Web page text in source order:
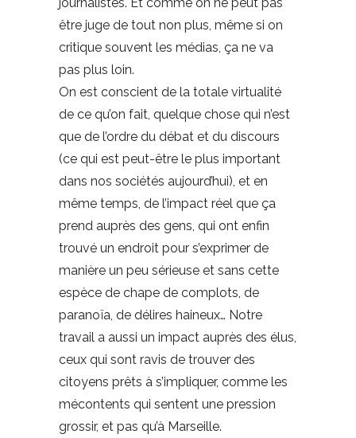
être juge de tout non plus, même si on
critique souvent les médias, ça ne va
pas plus loin.
On est conscient de la totale virtualité
de ce qu’on fait, quelque chose qui n’est
que de l’ordre du débat et du discours
(ce qui est peut-être le plus important
dans nos sociétés aujourd’hui), et en
même temps, de l’impact réel que ça
prend auprès des gens, qui ont enfin
trouvé un endroit pour s’exprimer de
manière un peu sérieuse et sans cette
espèce de chape de complots, de
paranoïa, de délires haineux… Notre
travail a aussi un impact auprès des élus,
ceux qui sont ravis de trouver des
citoyens prêts à s’impliquer, comme les
mécontents qui sentent une pression
grossir, et pas qu’à Marseille.